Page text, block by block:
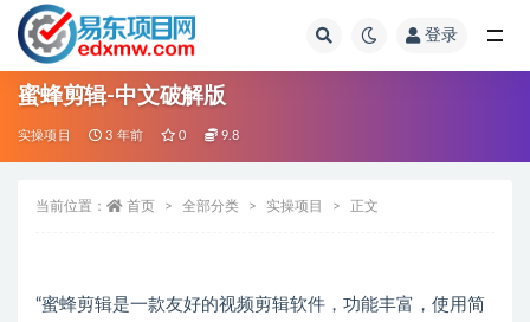
登录
蜜蜂剪辑-中文破解版
实操项目 3 年前 0 9.8
当前位置： 首页 全部分类 实操项目 正文
“蜜蜂剪辑是一款友好的视频剪辑软件，功能丰富，使用简